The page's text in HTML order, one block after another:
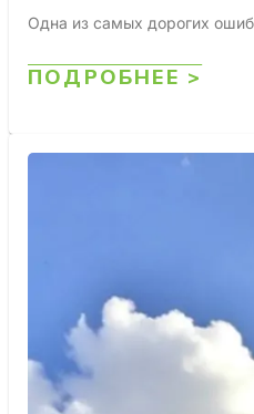
Одна из самых дорогих
ПОДРОБНЕЕ >